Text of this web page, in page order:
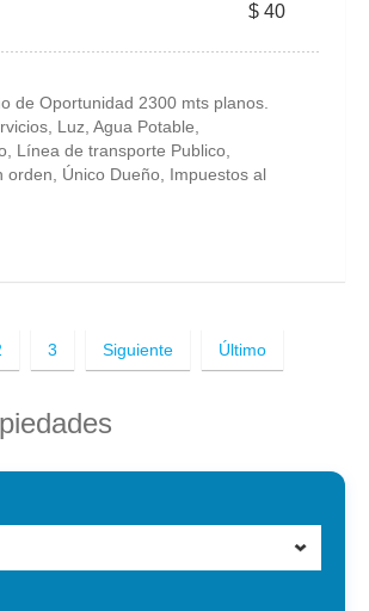
$ 40
de Oportunidad 2300 mts planos.
Luz, Agua Potable,
Línea de transporte Publico,
orden, Único Dueño, Impuestos al
3 Siguiente Último